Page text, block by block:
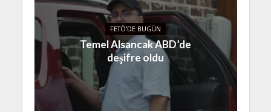
FETÖ'DE BUGÜN
Temel Alsancak ABD’de
deşifre oldu